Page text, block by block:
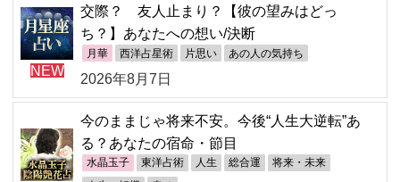
NEW
交際？ 友人止まり？【彼の望みはどっ
ち？】あなたへの想い/決断
月華 西洋占星術 片思い あの人の気持ち
2026年8月7日
今のままじゃ将来不安。今後“人生大逆転”あ
る？あなたの宿命・節目
水晶玉子 東洋占術 人生 総合運 将来・未来